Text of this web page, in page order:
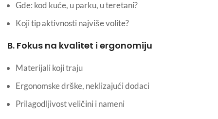
Gde: kod kuće, u parku, u teretani?
Koji tip aktivnosti najviše volite?
B. Fokus na kvalitet i ergonomiju
Materijali koji traju
Ergonomske drške, neklizajući dodaci
Prilagodljivost veličini i nameni